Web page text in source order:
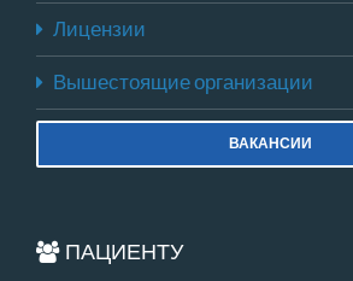
Лицензии
Вышестоящие организации
ВАКАНСИИ
ПАЦИЕНТУ